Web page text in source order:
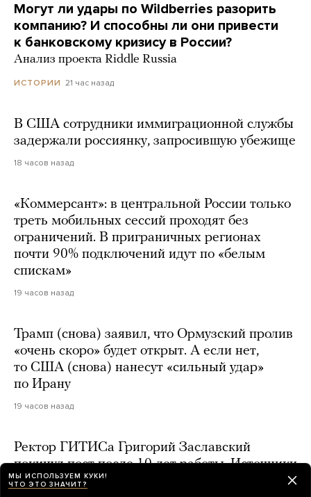
Могут ли удары по Wildberries разорить
компанию? И способны ли они привести
к банковскому кризису в России?
Анализ проекта Riddle Russia
ИСТОРИИ 21 час назад
В США сотрудники иммиграционной службы
задержали россиянку, запросившую убежище
18 часов назад
«Коммерсант»: в центральной России только
треть мобильных сессий проходят без
ограничений. В приграничных регионах
почти 90% подключений идут по «белым
спискам»
19 часов назад
Трамп (снова) заявил, что Ормузский пролив
«очень скоро» будет открыт. А если нет,
то США (снова) нанесут «сильный удар»
по Ирану
19 часов назад
Ректор ГИТИСа Григорий Заславский
покинул пост после 10 лет работы. Источники
«Ведомостей» говорят, что в отношении него
МЫ ИСПОЛЬЗУЕМ КУКИ!
ЧТО ЭТО ЗНАЧИТ?